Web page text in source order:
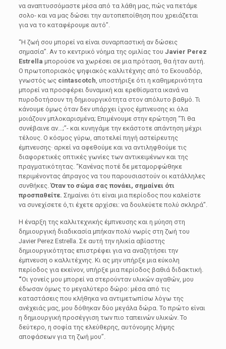
να αναπτυσσόμαστε μέσα από τα λάθη μας, πώς να πετάμε
σολο- και να μας δώσει την αυτοπεποίθηση που χρειάζεται
για να το καταφέρουμε αυτό”.
“Η ζωή σου μπορεί να είναι συναρπαστική αν δώσεις
σημασία”. Αν το κεντρικό νόημα της ομιλίας του Javier Perez
Estrella μπορούσε να χωρέσει σε μια πρόταση, θα ήταν αυτή.
Ο πρωτοποριακός ψηφιακός καλλιτέχνης από το Εκουαδόρ,
γνωστός ως cintascotch , υποστήριξε ότι η καθημερινότητα
μπορεί να προσφέρει δυναμική και ερεθίσματα ικανά να
πυροδοτήσουν τη δημιουργικότητα στον απόλυτο βαθμό. Τι
κάνουμε όμως όταν δεν υπάρχει ίχνος έμπνευσης κι όλα
μοιάζουν μπλοκαρισμένα; Επιμένουμε στην ερώτηση “Τι θα
συνέβαινε αν…;”- και κυνηγάμε την εκάστοτε απάντηση μέχρι
τέλους. Ο κόσμος γύρω, αποτελεί πηγή αστείρευτης
έμπνευσης· αρκεί να αφεθούμε και να αντιληφθούμε τις
διαφορετικές οπτικές γωνίες των αντικειμένων και της
πραγματικότητας. “Κανένας ποτέ δε μεταμορφώθηκε
περιμένοντας άπραγος να του παρουσιαστούν οι κατάλληλες
συνθήκες.Όταν το σώμα σας πονάει, σημαίνει ότι
προσπαθείτε. Σημαίνει ότι είναι μια περίοδος που καλείστε
να συνεχίσετε ό,τι έχετε αρχίσει: να δουλεύετε πολύ σκληρά”.
Η έναρξη της καλλιτεχνικής έμπνευσης και η μύηση στη
δημιουργική διαδικασία μπήκαν πολύ νωρίς στη ζωή του
Javier Perez Estrella. Σε αυτή την ηλικία αβίαστης
δημιουργικότητας επιστρέφει για να αναζητήσει την
έμπνευση ο καλλιτέχνης. Κι ας μην υπήρξε μια εύκολη
περίοδος για εκείνον, υπήρξε μια περίοδος βαθιά διδακτική.
“Οι γονείς μου μπορεί να στερούνταν υλικών αγαθών, μου
έδωσαν όμως το μεγαλύτερο δώρο: μέσα από τις
καταστάσεις που κλήθηκα να αντιμετωπίσω λόγω της
ανέχειάς μας, μου δόθηκαν δύο μεγάλα δώρα. Το πρώτο είναι
η δημιουργική προσέγγιση των πιο ταπεινών υλικών. Το
δεύτερο, η σοφία της ελεύθερης, αυτόνομης λήψης
αποφάσεων για τη ζωή μου”.